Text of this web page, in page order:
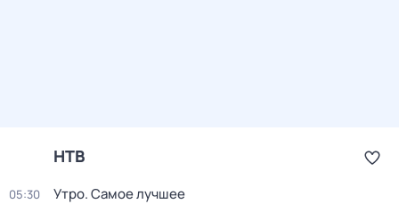
НТВ
05:30 Утро. Самое лучшее